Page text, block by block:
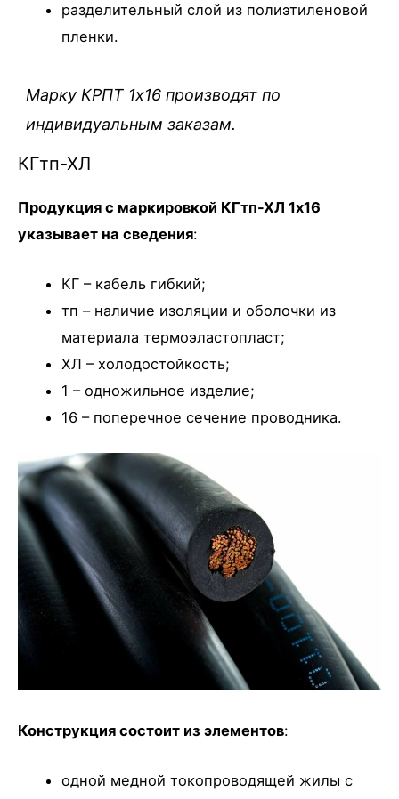
разделительный слой из полиэтиленовой
пленки.
Марку КРПТ 1х16 производят по
индивидуальным заказам.
КГтп-ХЛ
Продукция с маркировкой КГтп-ХЛ 1х16
указывает на сведения:
КГ – кабель гибкий;
тп – наличие изоляции и оболочки из
материала термоэластопласт;
ХЛ – холодостойкость;
1 – одножильное изделие;
16 – поперечное сечение проводника.
Конструкция состоит из элементов:
одной медной токопроводящей жилы с